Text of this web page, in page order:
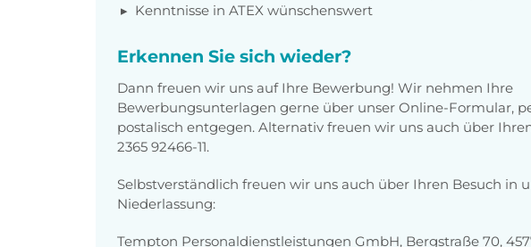
Kenntnisse in ATEX wünschenswert
Erkennen Sie sich wieder?
Dann freuen wir uns auf Ihre Bewerbung! Wir nehmen Ihre
Bewerbungsunterlagen gerne über unser Online-Formular,
postalisch entgegen. Alternativ freuen wir uns auch über
2365 92466-11.
Selbstverständlich freuen wir uns auch über Ihren Besuch in
Niederlassung:
Tempton Personaldienstleistungen GmbH, Bergstraße 70,